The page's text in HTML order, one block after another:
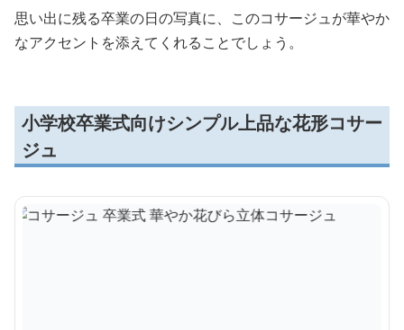
思い出に残る卒業の日の写真に、このコサージュが華やか
なアクセントを添えてくれることでしょう。
小学校卒業式向けシンプル上品な花形コサー
ジュ